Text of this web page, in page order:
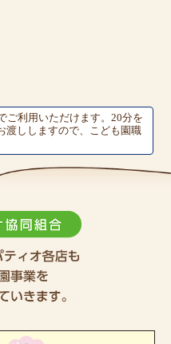
ご利用いただけます。20分を
渡ししますので、こども園職